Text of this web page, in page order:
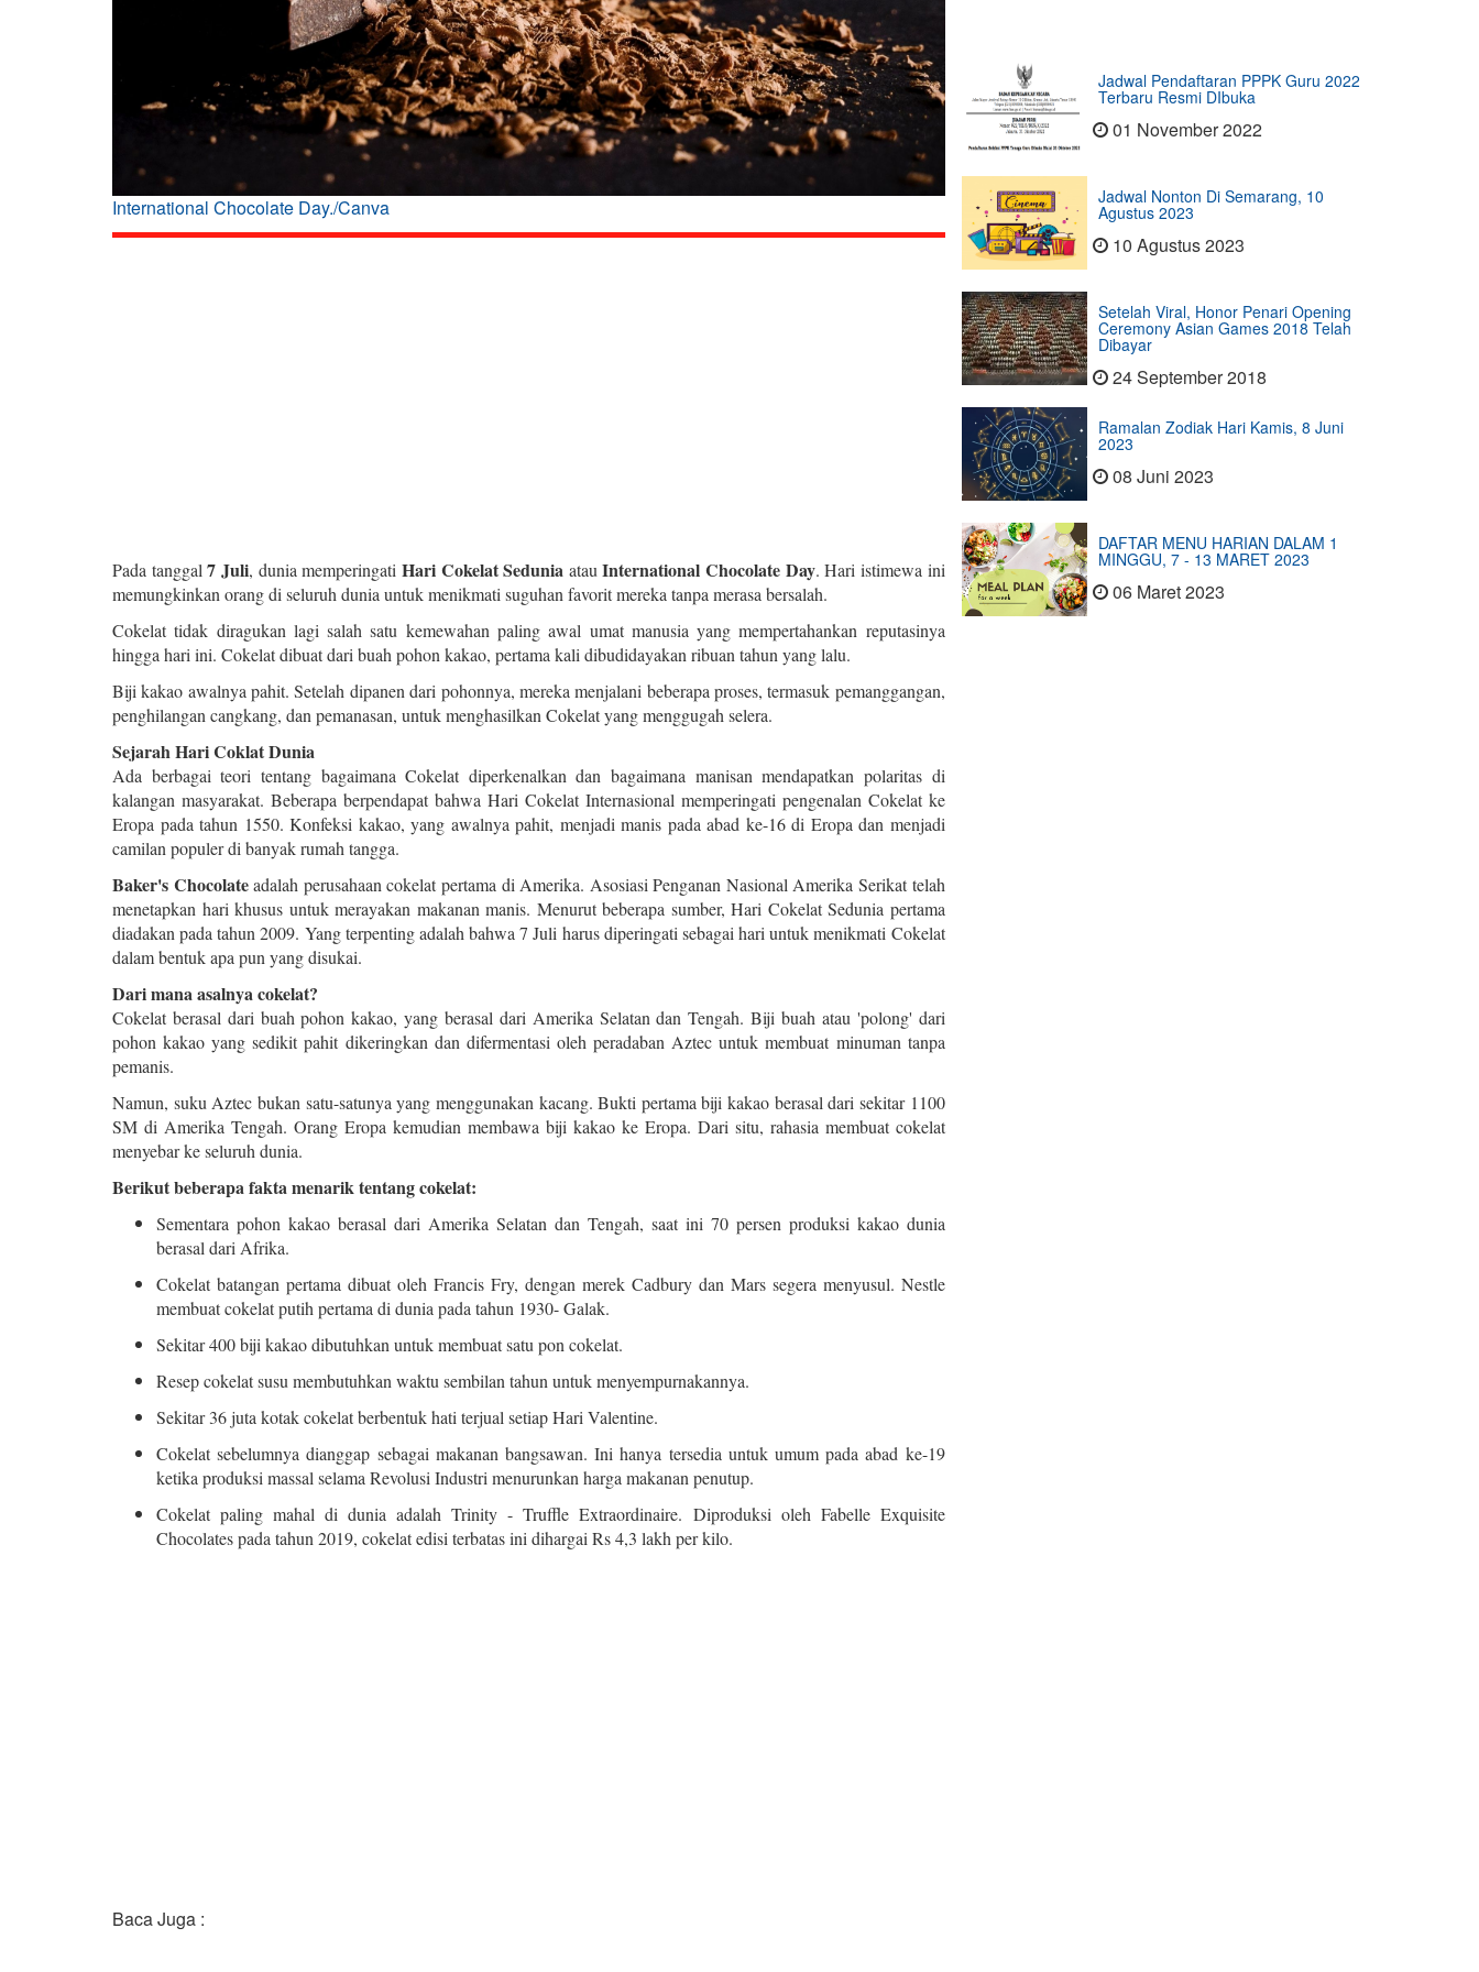
International Chocolate Day./Canva
Pada tanggal7 Juli, dunia memperingati Hari Cokelat Sedunia atauInternational Chocolate Day. Hari istimewa ini
memungkinkan orang di seluruh dunia untuk menikmati suguhan favorit mereka tanpa merasa bersalah.
Cokelat tidak diragukan lagi salah satu kemewahan paling awal umat manusia yang mempertahankan reputasinya
hingga hari ini. Cokelat dibuat dari buah pohon kakao, pertama kali dibudidayakan ribuan tahun yang lalu.
Biji kakao awalnya pahit. Setelah dipanen dari pohonnya, mereka menjalani beberapa proses, termasuk pemanggangan,
penghilangan cangkang, dan pemanasan, untuk menghasilkan Cokelat yang menggugah selera.
Sejarah Hari Coklat Dunia
Ada berbagai teori tentang bagaimana Cokelat diperkenalkan dan bagaimana manisan mendapatkan polaritas di
kalangan masyarakat. Beberapa berpendapat bahwa Hari Cokelat Internasional memperingati pengenalan Cokelat ke
Eropa pada tahun 1550. Konfeksi kakao, yang awalnya pahit, menjadi manis pada abad ke-16 di Eropa dan menjadi
camilan populer di banyak rumah tangga.
Baker's Chocolateadalah perusahaan cokelat pertama di Amerika. Asosiasi Penganan Nasional Amerika Serikat telah
menetapkan hari khusus untuk merayakan makanan manis. Menurut beberapa sumber, Hari Cokelat Sedunia pertama
diadakan pada tahun 2009. Yang terpenting adalah bahwa 7 Juli harus diperingati sebagai hari untuk menikmati Cokelat
dalam bentuk apa pun yang disukai.
Dari mana asalnya cokelat?
Cokelat berasal dari buah pohon kakao, yang berasal dari Amerika Selatan dan Tengah. Biji buah atau 'polong' dari
pohon kakao yang sedikit pahit dikeringkan dan difermentasi oleh peradaban Aztec untuk membuat minuman tanpa
pemanis.
Namun, suku Aztec bukan satu-satunya yang menggunakan kacang. Bukti pertama biji kakao berasal dari sekitar 1100
SM di Amerika Tengah. Orang Eropa kemudian membawa biji kakao ke Eropa. Dari situ, rahasia membuat cokelat
menyebar ke seluruh dunia.
Berikut beberapa fakta menarik tentang cokelat:
Sementara pohon kakao berasal dari Amerika Selatan dan Tengah, saat ini 70 persen produksi kakao dunia
berasal dari Afrika.
Cokelat batangan pertama dibuat oleh Francis Fry, dengan merek Cadbury dan Mars segera menyusul. Nestle
membuat cokelat putih pertama di dunia pada tahun 1930- Galak.
Sekitar 400 biji kakao dibutuhkan untuk membuat satu pon cokelat.
Resep cokelat susu membutuhkan waktu sembilan tahun untuk menyempurnakannya.
Sekitar 36 juta kotak cokelat berbentuk hati terjual setiap Hari Valentine.
Cokelat sebelumnya dianggap sebagai makanan bangsawan. Ini hanya tersedia untuk umum pada abad ke-19
ketika produksi massal selama Revolusi Industri menurunkan harga makanan penutup.
Cokelat paling mahal di dunia adalah Trinity - Truffle Extraordinaire. Diproduksi oleh Fabelle Exquisite
Chocolates pada tahun 2019, cokelat edisi terbatas ini dihargai Rs 4,3 lakh per kilo.
Baca Juga :
Jadwal Pendaftaran PPPK Guru 2022
Terbaru Resmi DIbuka
01 November 2022
Jadwal Nonton Di Semarang, 10
Agustus 2023
10 Agustus 2023
Setelah Viral, Honor Penari Opening
Ceremony Asian Games 2018 Telah
Dibayar
24 September 2018
Ramalan Zodiak Hari Kamis, 8 Juni
2023
08 Juni 2023
DAFTAR MENU HARIAN DALAM 1
MINGGU, 7 - 13 MARET 2023
06 Maret 2023